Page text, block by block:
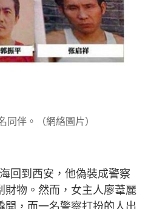
同伴。（網絡圖片）
回到西安，他偽裝成警察
財物。然而，女主人廖葦麗
開，而一名警察打扮的人出